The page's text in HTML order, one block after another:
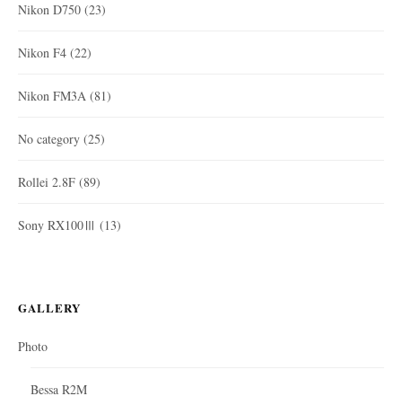
Nikon D750 (23)
Nikon F4 (22)
Nikon FM3A (81)
No category (25)
Rollei 2.8F (89)
Sony RX100Ⅲ (13)
GALLERY
Photo
Bessa R2M